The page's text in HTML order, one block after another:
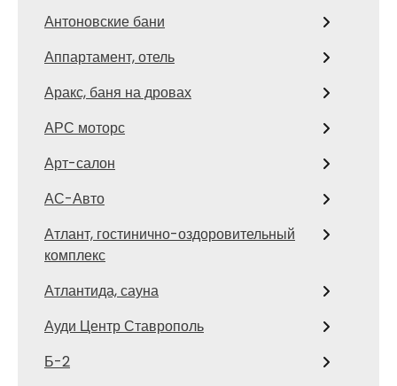
Антоновские бани
Аппартамент, отель
Аракс, баня на дровах
АРС моторс
Арт-салон
АС-Авто
Атлант, гостинично-оздоровительный
комплекс
Атлантида, сауна
Ауди Центр Ставрополь
Б-2